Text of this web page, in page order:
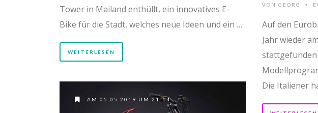
Tower in Mailand enthüllt, ein innovatives E-
Bike für die Stadt, welches neue Ideen und ein …
WEITERLESEN
VON GEORG •
Auf den
Jahr wieder
stattgefunden
Die Italiener
AM 05.05.2019 UM 21:14